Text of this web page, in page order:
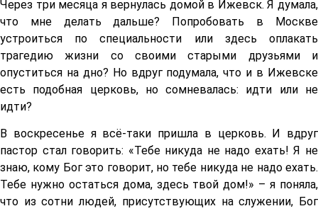
Через три месяца я вернулась домой в Ижевск. Я думала,
что мне делать дальше? Попробовать в Москве
устроиться по специальности или здесь оплакать
трагедию жизни со своими старыми друзьями и
опуститься на дно? Но вдруг подумала, что и в Ижевске
есть подобная церковь, но сомневалась: идти или не
идти?
В воскресенье я всё-таки пришла в церковь. И вдруг
пастор стал говорить: «Тебе никуда не надо ехать! Я не
знаю, кому Бог это говорит, но тебе никуда не надо ехать.
Тебе нужно остаться дома, здесь твой дом!» – я поняла,
что из сотни людей, присутствующих на служении, Бог